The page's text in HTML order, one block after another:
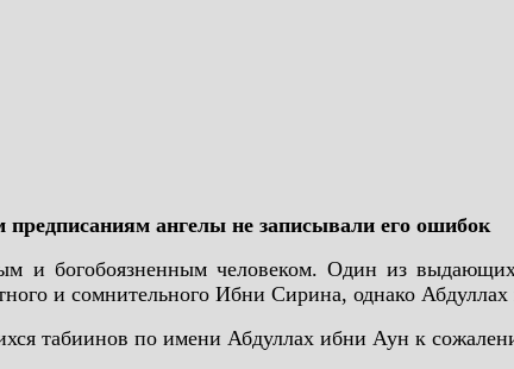
предписаниям ангелы не записывали его ошибок
и богобоязненным человеком. Один из
и сомнительного Ибни Сирина, однако
табиинов по имени Абдуллах ибни Аун к